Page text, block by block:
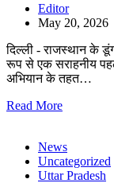
Editor
May 20, 2026
दिल्ली - राजस्थान के
रूप से एक सराहनीय
अभियान के तहत…
Read More
News
Uncategorized
Uttar Pradesh